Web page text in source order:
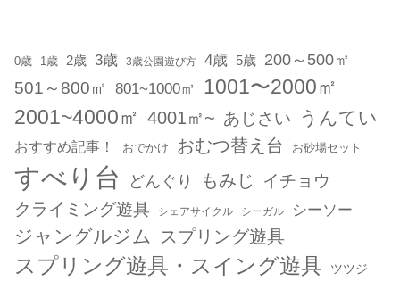
0歳 1歳 2歳 3歳 3歳公園遊び方 4歳 5歳 200～500㎡
501～800㎡ 801~1000㎡
1001〜2000㎡
2001~4000㎡ 4001㎡~ あじさい うんてい
おすすめ記事！ おでかけ おむつ替え台 お砂場セット
すべり台 どんぐり もみじ
イチョウ
クライミング遊具
シェアサイクル シーガル シーソー
ジャングルジム スプリング遊具
スプリング遊具・スイング遊具 ツツジ